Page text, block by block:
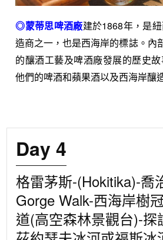
◎蒙蒂思啤酒廠建於1868年，是
造商之一，也是西海岸的標誌。內
的釀酒工藝及啤酒廠發展的歷史
他們的啤酒和蘋果酒以及西海岸釀
Day 4
格雷茅斯-(Hokitika)-喬
Gorge Walk-西海岸樹
道(高空森林景觀台)-探